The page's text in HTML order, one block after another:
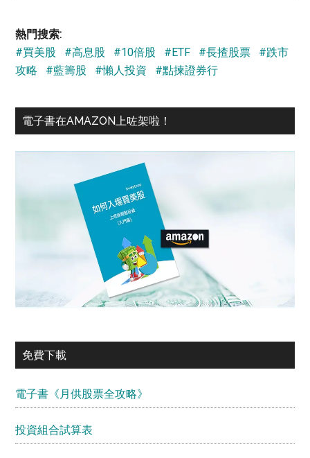
...
熱門搜索:
#買美股
#高息股 #10倍股 #ETF #長揸股票
#跌市
攻略
#藍籌股 #懶人投資 #點揀證券行
電子書在AMAZON上咗架啦！
免費下載
電子書《月供股票全攻略》
投資組合試算表